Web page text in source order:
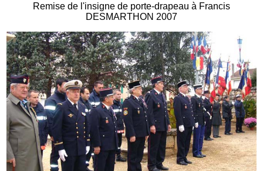
Remise de l'insigne de porte-drapeau à Francis
DESMARTHON 2007